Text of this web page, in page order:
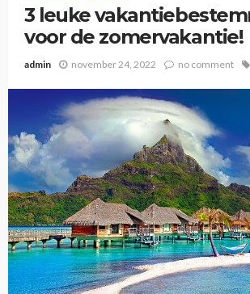
3 leuke
voor de zomervakantie!
admin november 24, 2022 no comment